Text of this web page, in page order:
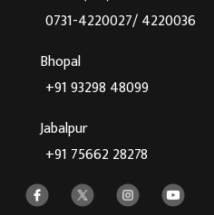
0731-4220027/ 4220036
Bhopal
+91 93298 48099
Jabalpur
+91 75662 28278